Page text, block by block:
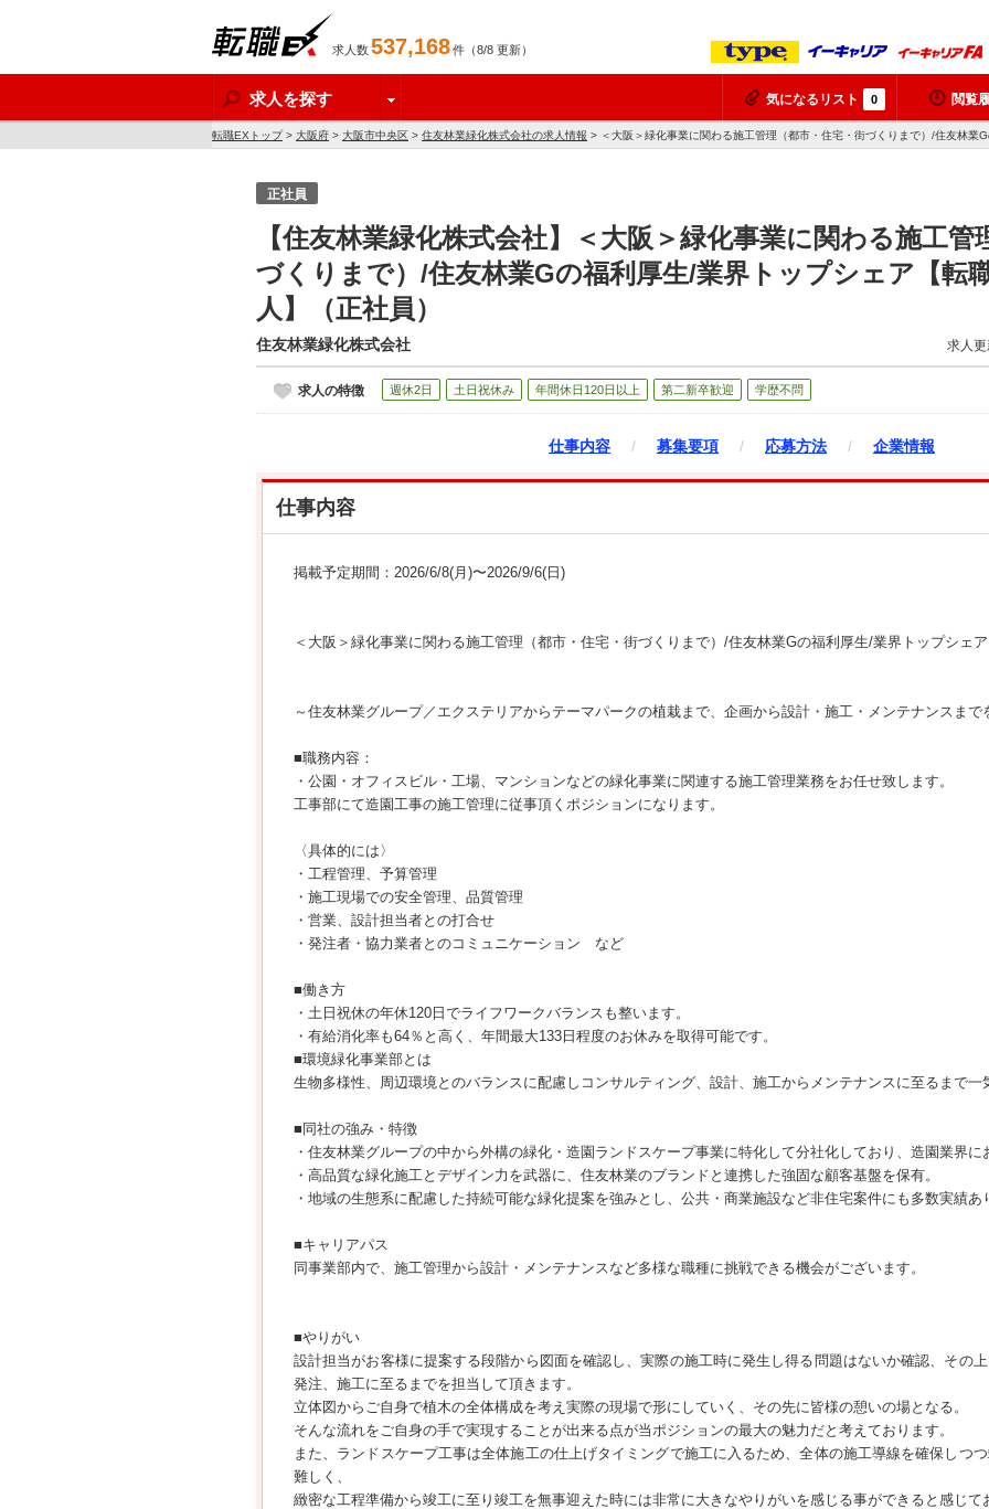
求人数537,168件（8/8 更新）
求人を探す 気になるリスト 0 閲覧
転職EXトップ> 大阪府 > 大阪市中央区 > 住友林業緑化株式会社の求人情報 > ＜大阪＞緑化事業に関わる施工管理（都市・住宅・街づくりまで）/住友林業
正社員
【住友林業緑化株式会社】＜大阪＞緑化事業に関わる施工管
づくりまで）/住友林業Gの福利厚生/業界トップシェア【転
人】（正社員）
住友林業緑化株式会社 求人
求人の特徴 週休2日 土日祝休み 年間休日120日以上 第二新卒歓迎 学歴不問
仕事内容 / 募集要項 / 応募方法 / 企業情報
仕事内容
掲載予定期間：2026/6/8(月)〜2026/9/6(日)
＜大阪＞緑化事業に関わる施工管理（都市・住宅・街づくりまで）/住友林業Gの福利厚生/業界トップシェア
～住友林業グループ／エクステリアからテーマパークの植栽まで、企画から設計・施工・メンテナンスまで
■職務内容：
・公園・オフィスビル・工場、マンションなどの緑化事業に関連する施工管理業務をお任せ致します。
工事部にて造園工事の施工管理に従事頂くポジションになります。
〈具体的には〉
・工程管理、予算管理
・施工現場での安全管理、品質管理
・営業、設計担当者との打合せ
・発注者・協力業者とのコミュニケーション など
■働き方
・土日祝休の年休120日でライフワークバランスも整います。
・有給消化率も64％と高く、年間最大133日程度のお休みを取得可能です。
■環境緑化事業部とは
生物多様性、周辺環境とのバランスに配慮しコンサルティング、設計、施工からメンテナンスに至るまで一
■同社の強み・特徴
・住友林業グループの中から外構の緑化・造園ランドスケープ事業に特化して分社化しており、造園業界に
・高品質な緑化施工とデザイン力を武器に、住友林業のブランドと連携した強固な顧客基盤を保有。
・地域の生態系に配慮した持続可能な緑化提案を強みとし、公共・商業施設など非住宅案件にも多数実績あ
■キャリアパス
同事業部内で、施工管理から設計・メンテナンスなど多様な職種に挑戦できる機会がございます。
■やりがい
設計担当がお客様に提案する段階から図面を確認し、実際の施工時に発生し得る問題はないか確認、その
発注、施工に至るまでを担当して頂きます。
立体図からご自身で植木の全体構成を考え実際の現場で形にしていく、その先に皆様の憩いの場となる。
そんな流れをご自身の手で実現することが出来る点が当ポジションの最大の魅力だと考えております。
また、ランドスケープ工事は全体施工の仕上げタイミングで施工に入るため、全体の施工導線を確保しつ
難しく、
緻密な工程準備から竣工に至り竣工を無事迎えた時には非常に大きなやりがいを感じる事ができると感じて